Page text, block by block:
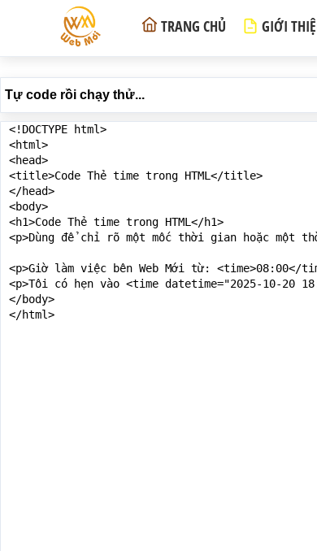
TRANG CHỦ GIỚI
Tự code rồi chạy thử...
<!DOCTYPE html>
<html>
<head>
<title>Code Thẻ time trong HTML</title>
</head>
<body>
<h1>Code Thẻ time trong HTML</h1>
<p>Dùng để chỉ rõ một mốc thời gian hoặc một
<p>Giờ làm việc bên Web Mới từ: <time>08:00</
<p>Tôi có hẹn vào <time datetime="2025-10-20
</body>
</html>